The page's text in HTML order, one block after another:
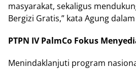
masyarakat, sekaligus
Bergizi Gratis,” kata Agung
PTPN IV PalmCo Fokus
Menindaklanjuti program